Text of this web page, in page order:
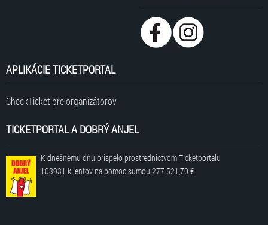
APLIKÁCIE TICKETPORTAL
CheckTicket pre organizátorov
TICKETPORTAL A DOBRÝ ANJEL
K dnešnému dňu prispelo prostredníctvom Ticketportalu
103931 klientov na pomoc sumou 277 521,70 €